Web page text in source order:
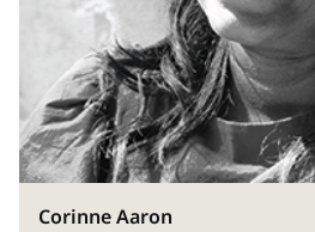
Corinne Aaron